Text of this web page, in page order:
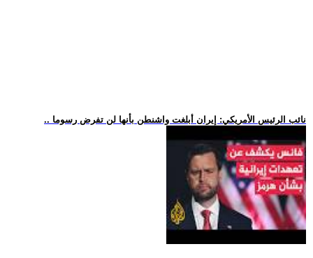
.. نائب الرئيس الأمريكي: إيران أبلغت واشنطن بأنها لن تفرض رسوما